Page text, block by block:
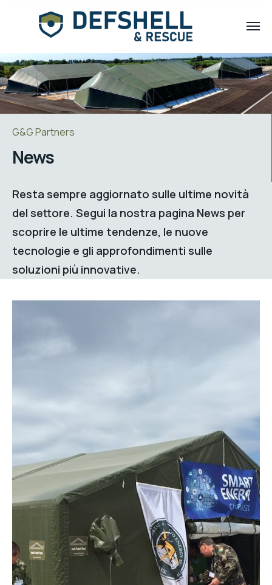
G&G Partners
News
Resta sempre aggiornato sulle ultime novità
del settore. Segui la nostra pagina News per
scoprire le ultime tendenze, le nuove
tecnologie e gli approfondimenti sulle
soluzioni più innovative.